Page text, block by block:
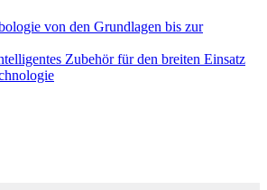
von den Grundlagen bis zur
Zubehör für den breiten Einsatz